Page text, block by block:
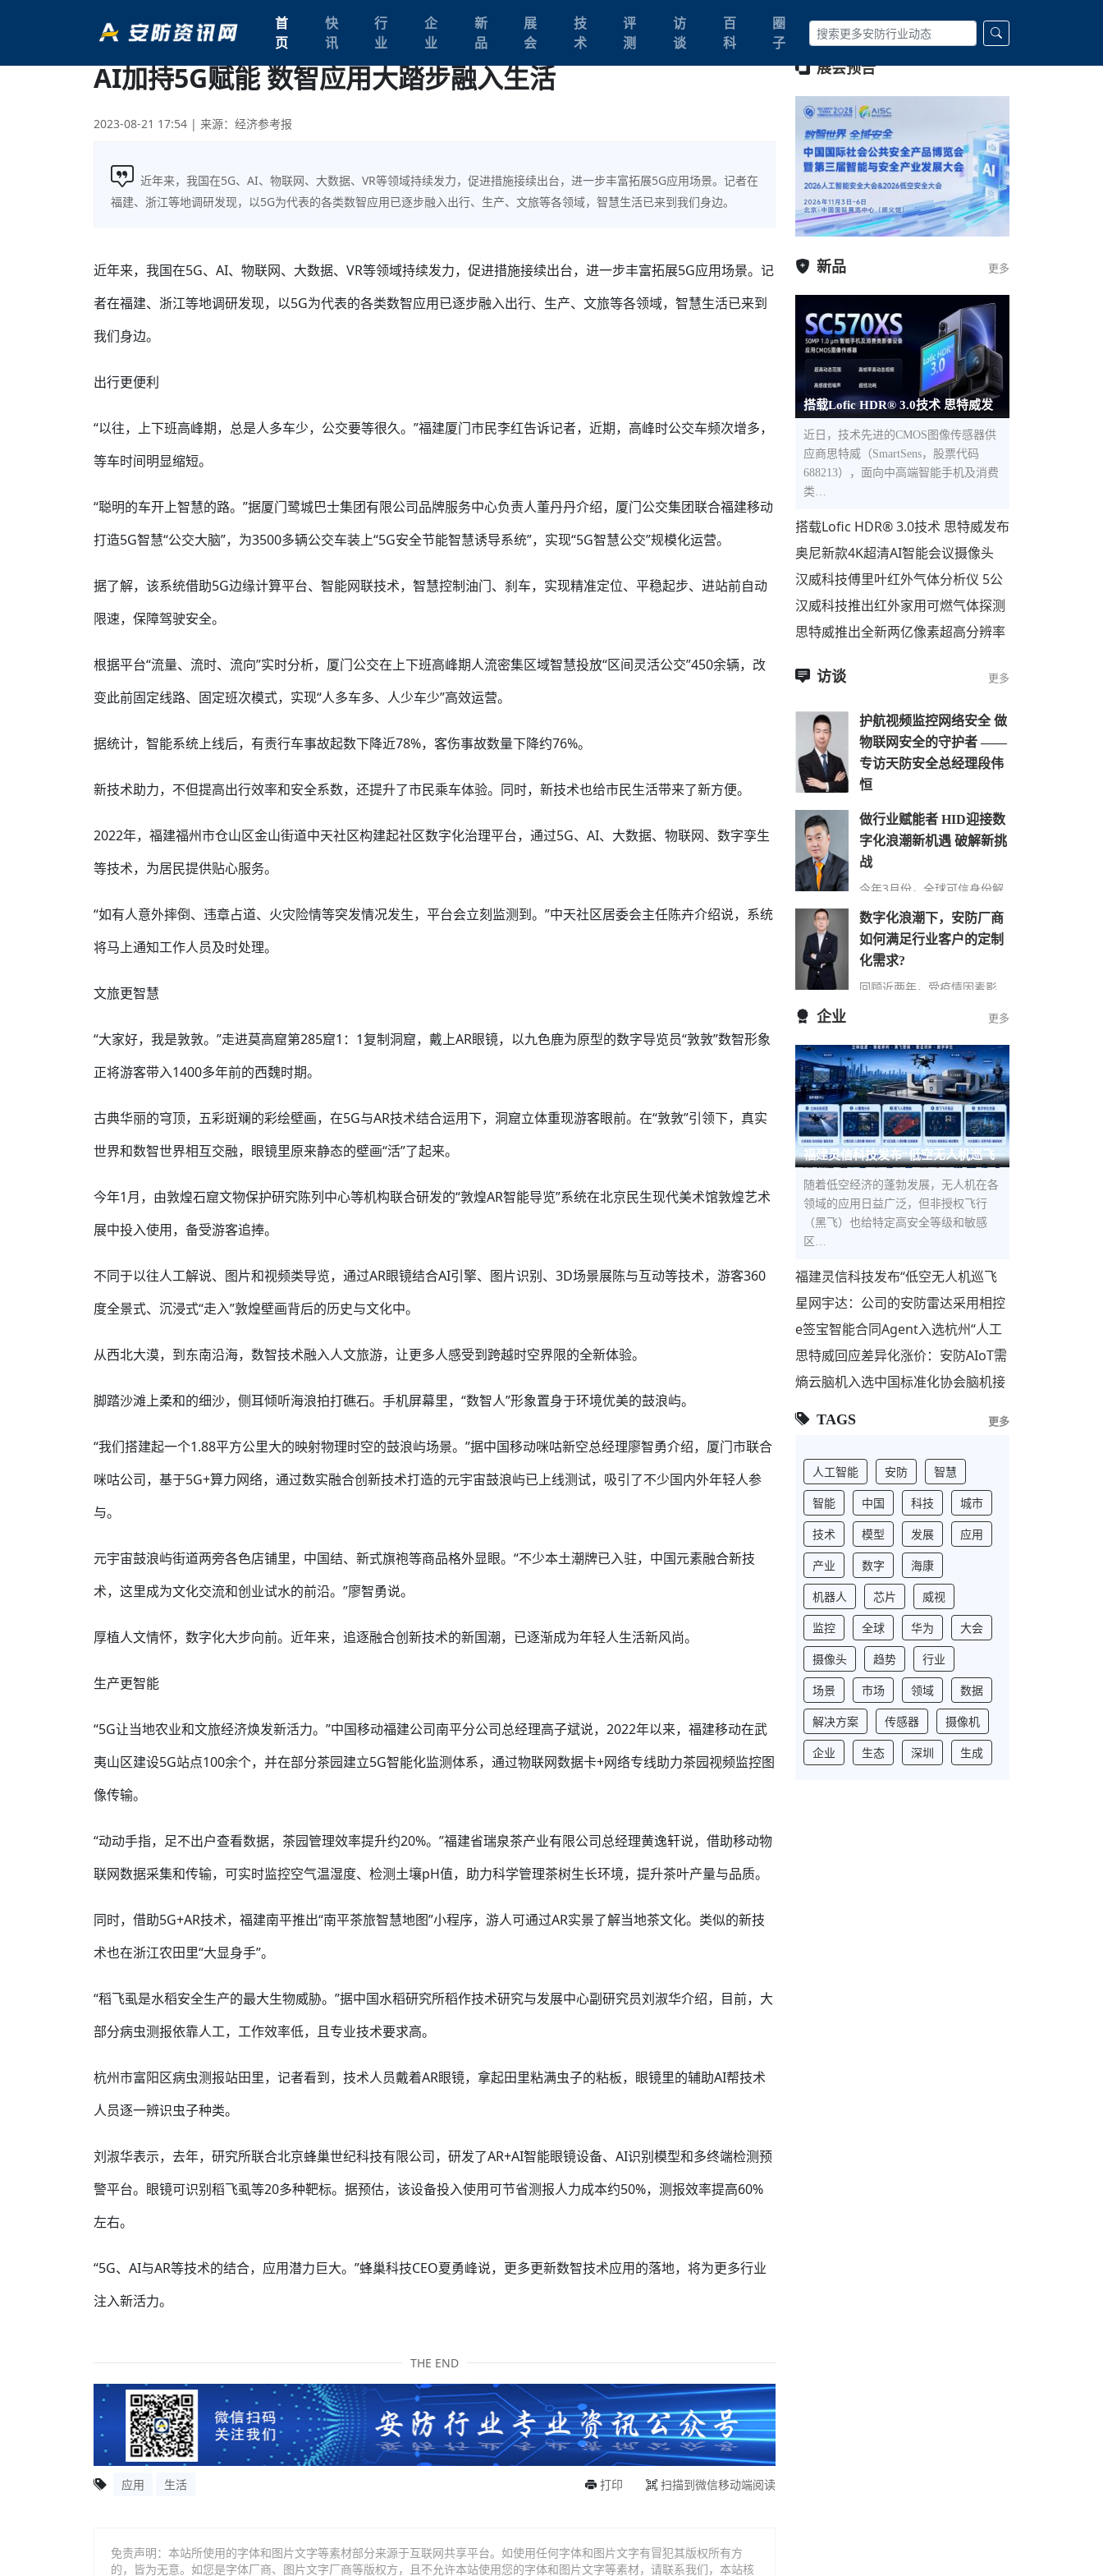
首
页
快
讯
行
业
企
业
新
品
展
会
技
术
评
测
访
谈
百
科
圈
子
AI加持5G赋能 数智应用大踏步融入生活
2023-08-21 17:54 | 来源：经济参考报
近年来，我国在5G、AI、物联网、大数据、VR等领域持续发力，促进措施接续出台，进一步丰富拓展5G应用场景。记者在
福建、浙江等地调研发现，以5G为代表的各类数智应用已逐步融入出行、生产、文旅等各领域，智慧生活已来到我们身边。
近年来，我国在5G、AI、物联网、大数据、VR等领域持续发力，促进措施接续出台，进一步丰富拓展5G应用场景。记
者在福建、浙江等地调研发现，以5G为代表的各类数智应用已逐步融入出行、生产、文旅等各领域，智慧生活已来到
我们身边。
出行更便利
“以往，上下班高峰期，总是人多车少，公交要等很久。”福建厦门市民李红告诉记者，近期，高峰时公交车频次增多，
等车时间明显缩短。
“聪明的车开上智慧的路。”据厦门鹭城巴士集团有限公司品牌服务中心负责人董丹丹介绍，厦门公交集团联合福建移动
打造5G智慧“公交大脑”，为3500多辆公交车装上“5G安全节能智慧诱导系统”，实现“5G智慧公交”规模化运营。
据了解，该系统借助5G边缘计算平台、智能网联技术，智慧控制油门、刹车，实现精准定位、平稳起步、进站前自动
限速，保障驾驶安全。
根据平台“流量、流时、流向”实时分析，厦门公交在上下班高峰期人流密集区域智慧投放“区间灵活公交”450余辆，改
变此前固定线路、固定班次模式，实现“人多车多、人少车少”高效运营。
据统计，智能系统上线后，有责行车事故起数下降近78%，客伤事故数量下降约76%。
新技术助力，不但提高出行效率和安全系数，还提升了市民乘车体验。同时，新技术也给市民生活带来了新方便。
2022年，福建福州市仓山区金山街道中天社区构建起社区数字化治理平台，通过5G、AI、大数据、物联网、数字孪生
等技术，为居民提供贴心服务。
“如有人意外摔倒、违章占道、火灾险情等突发情况发生，平台会立刻监测到。”中天社区居委会主任陈卉介绍说，系统
将马上通知工作人员及时处理。
文旅更智慧
“大家好，我是敦敦。”走进莫高窟第285窟1：1复制洞窟，戴上AR眼镜，以九色鹿为原型的数字导览员“敦敦”数智形象
正将游客带入1400多年前的西魏时期。
古典华丽的穹顶，五彩斑斓的彩绘壁画，在5G与AR技术结合运用下，洞窟立体重现游客眼前。在“敦敦”引领下，真实
世界和数智世界相互交融，眼镜里原来静态的壁画“活”了起来。
今年1月，由敦煌石窟文物保护研究陈列中心等机构联合研发的“敦煌AR智能导览”系统在北京民生现代美术馆敦煌艺术
展中投入使用，备受游客追捧。
不同于以往人工解说、图片和视频类导览，通过AR眼镜结合AI引擎、图片识别、3D场景展陈与互动等技术，游客360
度全景式、沉浸式“走入”敦煌壁画背后的历史与文化中。
从西北大漠，到东南沿海，数智技术融入人文旅游，让更多人感受到跨越时空界限的全新体验。
脚踏沙滩上柔和的细沙，侧耳倾听海浪拍打礁石。手机屏幕里，“数智人”形象置身于环境优美的鼓浪屿。
“我们搭建起一个1.88平方公里大的映射物理时空的鼓浪屿场景。”据中国移动咪咕新空总经理廖智勇介绍，厦门市联合
咪咕公司，基于5G+算力网络，通过数实融合创新技术打造的元宇宙鼓浪屿已上线测试，吸引了不少国内外年轻人参
与。
元宇宙鼓浪屿街道两旁各色店铺里，中国结、新式旗袍等商品格外显眼。“不少本土潮牌已入驻，中国元素融合新技
术，这里成为文化交流和创业试水的前沿。”廖智勇说。
厚植人文情怀，数字化大步向前。近年来，追逐融合创新技术的新国潮，已逐渐成为年轻人生活新风尚。
生产更智能
“5G让当地农业和文旅经济焕发新活力。”中国移动福建公司南平分公司总经理高子斌说，2022年以来，福建移动在武
夷山区建设5G站点100余个，并在部分茶园建立5G智能化监测体系，通过物联网数据卡+网络专线助力茶园视频监控图
像传输。
“动动手指，足不出户查看数据，茶园管理效率提升约20%。”福建省瑞泉茶产业有限公司总经理黄逸轩说，借助移动物
联网数据采集和传输，可实时监控空气温湿度、检测土壤pH值，助力科学管理茶树生长环境，提升茶叶产量与品质。
同时，借助5G+AR技术，福建南平推出“南平茶旅智慧地图”小程序，游人可通过AR实景了解当地茶文化。类似的新技
术也在浙江农田里“大显身手”。
“稻飞虱是水稻安全生产的最大生物威胁。”据中国水稻研究所稻作技术研究与发展中心副研究员刘淑华介绍，目前，大
部分病虫测报依靠人工，工作效率低，且专业技术要求高。
杭州市富阳区病虫测报站田里，记者看到，技术人员戴着AR眼镜，拿起田里粘满虫子的粘板，眼镜里的辅助AI帮技术
人员逐一辨识虫子种类。
刘淑华表示，去年，研究所联合北京蜂巢世纪科技有限公司，研发了AR+AI智能眼镜设备、AI识别模型和多终端检测预
警平台。眼镜可识别稻飞虱等20多种靶标。据预估，该设备投入使用可节省测报人力成本约50%，测报效率提高60%
左右。
“5G、AI与AR等技术的结合，应用潜力巨大。”蜂巢科技CEO夏勇峰说，更多更新数智技术应用的落地，将为更多行业
注入新活力。
THE END
应用 生活 打印 扫描到微信移动端阅读
免责声明：本站所使用的字体和图片文字等素材部分来源于互联网共享平台。如使用任何字体和图片文字有冒犯其版权所有方
的，皆为无意。如您是字体厂商、图片文字厂商等版权方，且不允许本站使用您的字体和图片文字等素材，请联系我们，本站核
展会预告
新品 更多
搭载Lofic HDR® 3.0技术 思特威发
布全新5000万像素1.0μm像素尺寸
近日，技术先进的CMOS图像传感器供
应商思特威（SmartSens，股票代码
688213），面向中高端智能手机及消费
类…
搭载Lofic HDR® 3.0技术 思特威发布
全新5000万像素1.0μm像素尺寸超高
动态范围CMOS图像
奥尼新款4K超清AI智能会议摄像头
C98Pro即将上市
汉威科技傅里叶红外气体分析仪 5公
里开外，500种气体，一眼便知！
汉威科技推出红外家用可燃气体探测
器
思特威推出全新两亿像素超高分辨率
访谈 更多
护航视频监控网络安全 做
物联网安全的守护者 ——
专访天防安全总经理段伟
恒
在万物互联时代，网络安全的
重要性日益凸显，尤其在快速
发展的城市建设中，搭建的巨
大物联网络对其安全保障…
做行业赋能者 HID迎接数
字化浪潮新机遇 破解新挑
战
今年3月份，全球可信身份解
的《安防行业现状报告》（以
下简称“报告”），该报告…
数字化浪潮下，安防厂商
如何满足行业客户的定制
化需求?
回顾近两年，受疫情因素影
领域都遭受了来自市场 “不确
企业 更多
福建灵信科技发布“低空无人机巡飞
防控解决方案”，构建低空立体
随着低空经济的蓬勃发展，无人机在各
领域的应用日益广泛，但非授权飞行
（黑飞）也给特定高安全等级和敏感
区…
福建灵信科技发布“低空无人机巡飞
防控解决方案”，构建低空立体安全
屏障
星网宇达：公司的安防雷达采用相控
阵技术，主要用于安防监控和反无人
机领域
e签宝智能合同Agent入选杭州“人工
智能+”标杆项目，与宇树科技、海康
威视等共筑AI第
思特威回应差异化涨价：安防AIoT需
求回暖 联动国产代工厂优化供应链
熵云脑机入选中国标准化协会脑机接
TAGS 更多
人工智能 安防
智慧
智能
中国 科技
城市
技术
模型 发展
应用
产业
数字
海康
机器人
芯片
威视
监控
全球 华为
大会
摄像头
趋势
行业
场景
市场 领域
数据
解决方案
传感器
摄像机
企业
生态 深圳 生成